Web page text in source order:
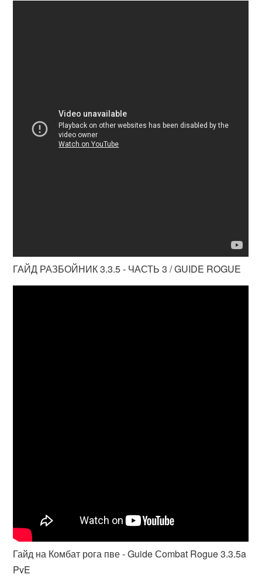
ГАЙД РАЗБОЙНИК 3.3.5 - ЧАСТЬ 3 / GUIDE ROGUE
Гайд на Комбат рога пве - Guide Сombat Rogue 3.3.5a
PvE